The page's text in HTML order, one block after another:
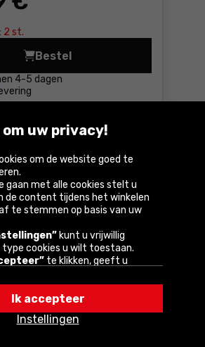
2 st.
4-5 dagen
Bestel
1000x375 Kmitex G335-
Vergelijk
om uw privacy!
om de website goed te
gaan met alle cookies stelt u
de content tijdens het winkelen
te stemmen op basis van uw
kunt u vrijwillig
type cookies u wilt toestaan.
te klikken, geeft u
van uw browser.
te allen tijde wijzigen door op
in het cookiebeleid te klikken.
is Google.
Instellingen
Ik accepteer